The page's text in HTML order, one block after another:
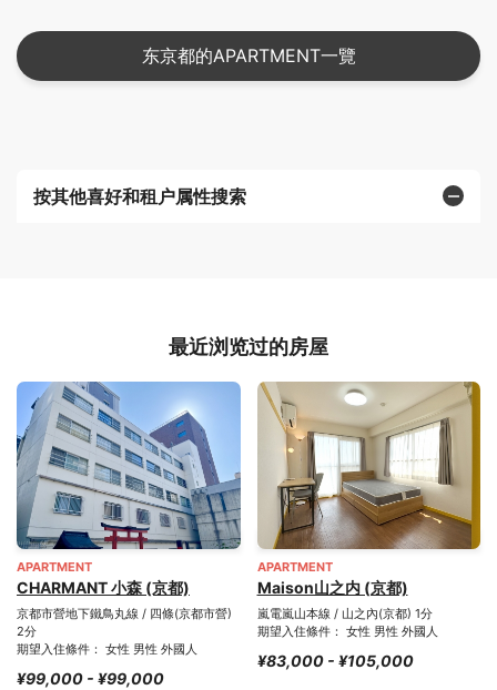
东京都的APARTMENT一覽
按其他喜好和租户属性搜索
最近浏览过的房屋
APARTMENT
CHARMANT 小森 (京都)
京都市營地下鐵鳥丸線 / 四條(京都市營)
2分
期望入住條件： 女性 男性 外國人
¥99,000 - ¥99,000
APARTMENT
Maison山之内 (京都)
嵐電嵐山本線 / 山之內(京都) 1分
期望入住條件： 女性 男性 外國人
¥83,000 - ¥105,000